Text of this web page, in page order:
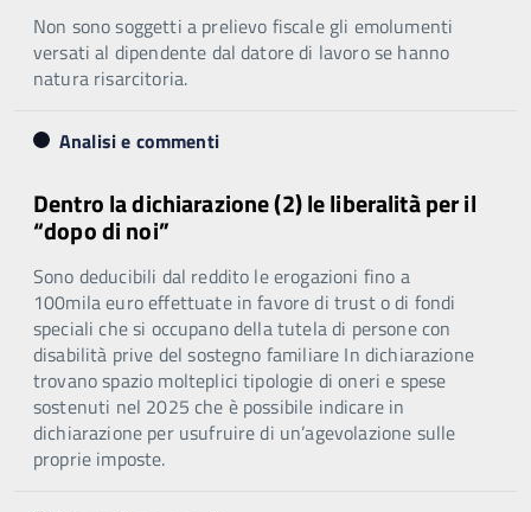
Non sono soggetti a prelievo fiscale gli emolumenti
versati al dipendente dal datore di lavoro se hanno
natura risarcitoria.
Analisi e commenti
Dentro la dichiarazione (2) le liberalità per il
“dopo di noi”
Sono deducibili dal reddito le erogazioni fino a
100mila euro effettuate in favore di trust o di fondi
speciali che si occupano della tutela di persone con
disabilità prive del sostegno familiare In dichiarazione
trovano spazio molteplici tipologie di oneri e spese
sostenuti nel 2025 che è possibile indicare in
dichiarazione per usufruire di un’agevolazione sulle
proprie imposte.